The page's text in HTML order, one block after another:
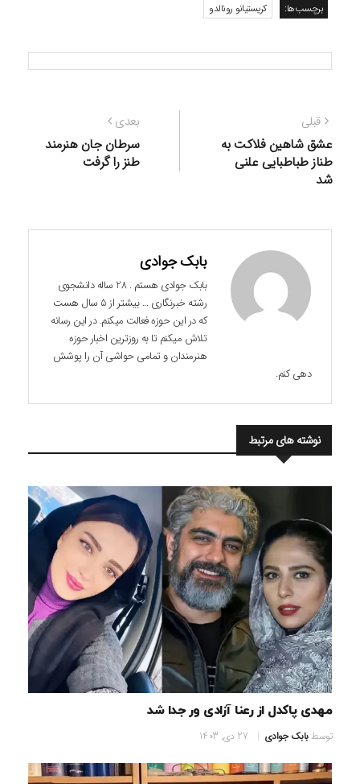
برچسب‌ها: کریستیانو رونالدو
راهبری
نوشته
قبلی
قبلی:
عشق شاهین فلاکت به
طناز طباطبایی علنی
شد
بعدی
بعدی:
سرطان جان هنرمند
طنز را گرفت
بابک جوادی
بابک جوادی هستم . 28 ساله دانشجوی
رشته خبرنگاری ... بیشتر از 5 سال هست
که در این حوزه فعالت میکنم. در این رسانه
تلاش میکنم تا به روزترین اخبار حوزه
هنرمندان و تمامی حواشی آن را پوشش
دهی کنم.
نوشته های مرتبط
مهدی پاکدل از رعنا آزادی ور جدا شد
توسطبابک جوادی 27 دی, 1403